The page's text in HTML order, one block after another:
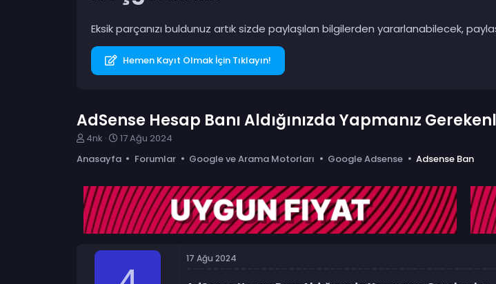
Eksik parçanızı buldunuz artık sizde paylaşılan bilgilerden yararlanabilecek,
Hemen Kayıt Olmak İçin Tıklayın!
AdSense Hesap Banı Aldığınızda Yapmanız
K
n
u
y
u
b
a
4nk
B
ş
a
n
g
ı
ç
t
17 Ağu 2024
Anasayfa
Forumlar Google ve Arama Motorları Google Adsense Adsense Ban
17 Ağu 2024